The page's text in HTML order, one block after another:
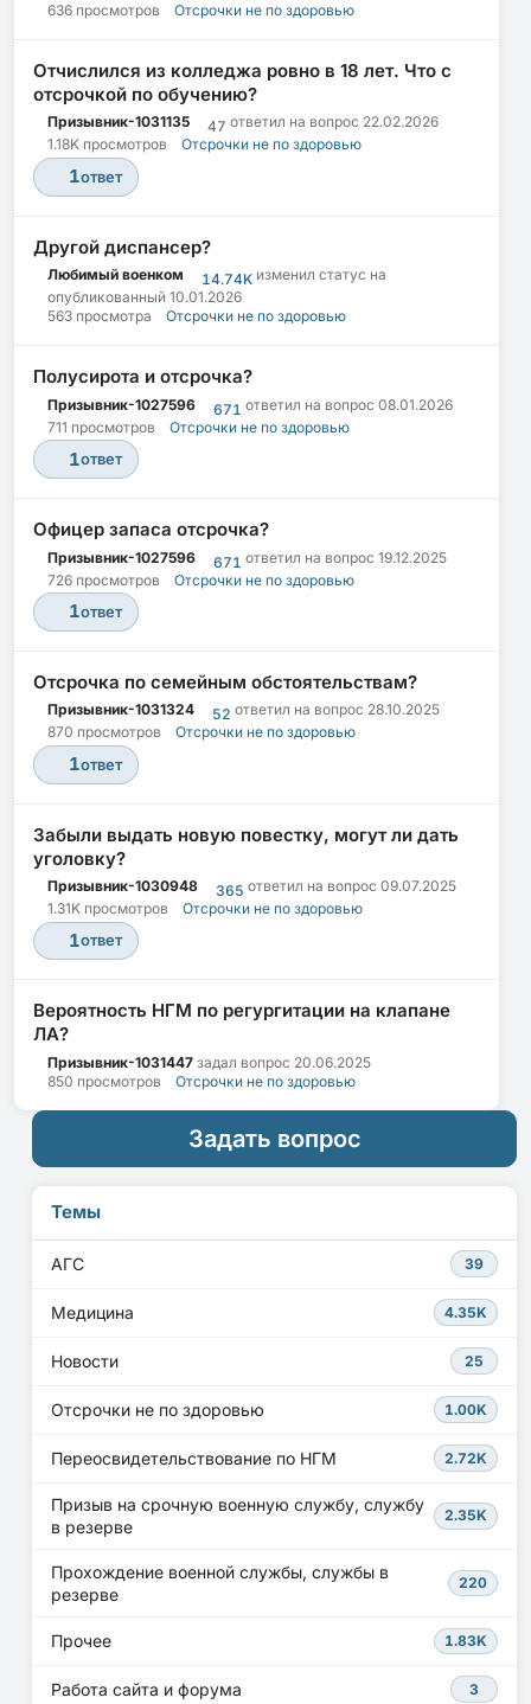
636 просмотров Отсрочки не по здоровью
Отчислился из колледжа ровно в 18 лет. Что с
отсрочкой по обучению?
Призывник-1031135 47 ответил на вопрос 22.02.2026
1.18K просмотров
Отсрочки не по здоровью
1ответ
Другой диспансер?
Любимый военком 14.74Kизменил статус на
опубликованный 10.01.2026
563 просмотра
Отсрочки не по здоровью
Полусирота и отсрочка?
Призывник-1027596 671 ответил на вопрос 08.01.2026
711 просмотров
Отсрочки не по здоровью
1ответ
Офицер запаса отсрочка?
Призывник-1027596 671 ответил на вопрос 19.12.2025
726 просмотров
Отсрочки не по здоровью
1ответ
Отсрочка по семейным обстоятельствам?
Призывник-1031324 52 ответил на вопрос 28.10.2025
870 просмотров
Отсрочки не по здоровью
1ответ
Забыли выдать новую повестку, могут ли дать
уголовку?
Призывник-1030948 365 ответил на вопрос 09.07.2025
1.31K просмотров
Отсрочки не по здоровью
1ответ
Вероятность НГМ по регургитации на клапане
ЛА?
Призывник-1031447 задал вопрос 20.06.2025
850 просмотров
Отсрочки не по здоровью
Задать вопрос
Темы
АГС 39
Медицина 4.35K
Новости 25
Отсрочки не по здоровью 1.00K
Переосвидетельствование по НГМ 2.72K
Призыв на срочную военную службу, службу
в резерве
2.35K
Прохождение военной службы, службы в
резерве
220
Прочее 1.83K
Работа сайта и форума 3